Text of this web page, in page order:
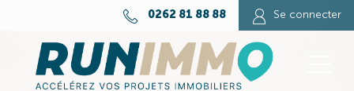
0262 81 88 88 Se connecter